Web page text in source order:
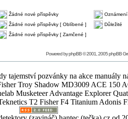
Žádné nové příspěvky
Oznámení
Žádné nové příspěvky [ Oblíbené ]
Důležité
Žádné nové příspěvky [ Zamčené ]
Powered byphpBB© 2001, 2005 phpBB
tajemství pozvánky na akce manuály
Troy Shadow MD3009 ACE 150
Advantage Explorer
T2 Fisher F4 Titanium Adonis